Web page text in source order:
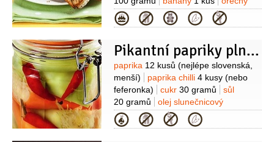
vlašské100 gramů
(jemně
umleté)
kakao2 lžíce
kypřící prášek
Kategorie
Pikantní papriky plněné zelím
Suroviny
paprika 12 kusů (nejlépe slovenská,
menší)
paprika chilli 4 kusy (nebo
feferonka)
cukr 30 gramů
sůl
20 gramů
olej slunečnicový
2 lžičky
zelí bílé 800 gramů
nálev: sůl5 gramů
cukr
Kategorie